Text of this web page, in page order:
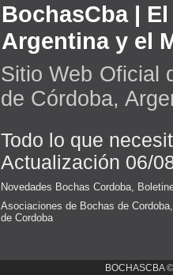
BochasCba |
Argentina y el
Sitio Web Oficial
de Córdoba,
Todo lo que
Actualización 06/
Novedades Bochas Cordoba
Asociaciones de Bochas de Cordoba
de Cordoba
BOCHASCBA